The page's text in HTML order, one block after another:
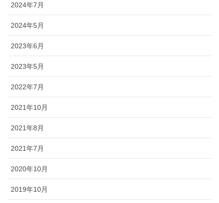
2024年7月
2024年5月
2023年6月
2023年5月
2022年7月
2021年10月
2021年8月
2021年7月
2020年10月
2019年10月